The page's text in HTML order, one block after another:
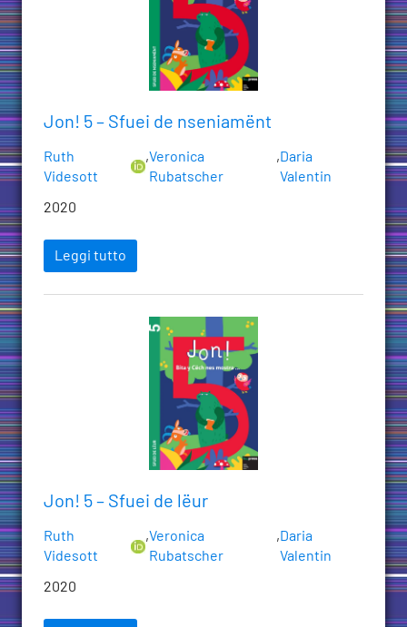
Jon! 5 – Sfuei de nseniamënt
Ruth
Videsott
,Veronica
Rubatscher
,Daria
Valentin
2020
Leggi tutto
Jon! 5 – Sfuei de lëur
Ruth
Videsott
,Veronica
Rubatscher
,Daria
Valentin
2020